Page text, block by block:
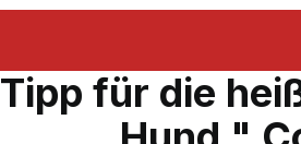
Tipp für die